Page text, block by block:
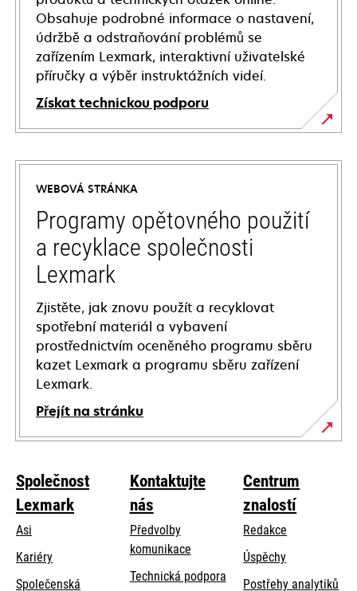
Obsahuje podrobné informace o nastavení,
údržbě a odstraňování problémů se
zařízením Lexmark, interaktivní uživatelské
příručky a výběr instruktážních videí.
Získat technickou podporu
opens
in
new
tab
WEBOVÁ STRÁNKA
Programy opětovného použití
a recyklace společnosti
Lexmark
Zjistěte, jak znovu použít a recyklovat
spotřební materiál a vybavení
prostřednictvím oceněného programu sběru
kazet Lexmark a programu sběru zařízení
Lexmark.
Přejít na stránku
Společnost
Lexmark
Asi
Kariéry
Společenská
Kontaktujte
nás
Předvolby
komunikace
Technická podporaopens
Centrum
znalostí
Redakce
Úspěchy
Postřehy analytiků